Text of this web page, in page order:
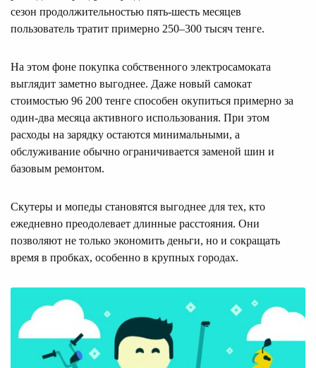
сезон продолжительностью пять-шесть месяцев
пользователь тратит примерно 250–300 тысяч тенге.
На этом фоне покупка собственного электросамоката
выглядит заметно выгоднее. Даже новый самокат
стоимостью 96 200 тенге способен окупиться примерно за
один-два месяца активного использования. При этом
расходы на зарядку остаются минимальными, а
обслуживание обычно ограничивается заменой шин и
базовым ремонтом.
Скутеры и мопеды становятся выгоднее для тех, кто
ежедневно преодолевает длинные расстояния. Они
позволяют не только экономить деньги, но и сокращать
время в пробках, особенно в крупных городах.